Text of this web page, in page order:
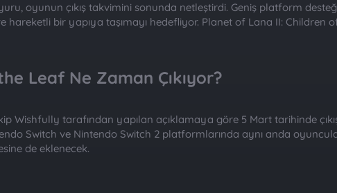
oyunun çıkış takvimini sonunda netleştirdi. Geniş platform
bir yapıya taşımayı hedefliyor. Planet of Lana II: Children
Leaf Ne Zaman Çıkıyor?​
Wishfully tarafından yapılan açıklamaya göre 5 Mart tarihinde
Switch ve Nintendo Switch 2 platformlarında aynı anda
de eklenecek.